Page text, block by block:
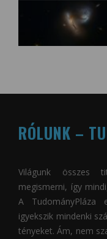
RÓLUNK –
Világunk összes
megismerni, így
A TudományPláza
igyekszik mindenki
tényeket. Ám, nem